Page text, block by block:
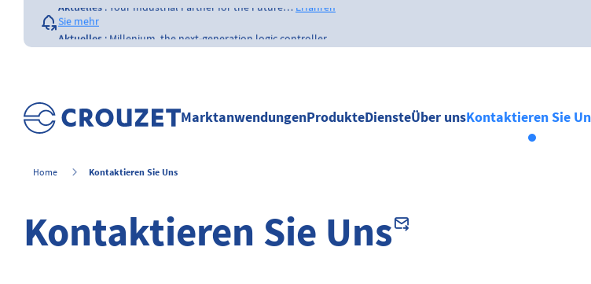
Aktuelles
by…
Erfahren Sie mehr
Aktuelles:Opening of a Crouzet FAA &
Aktuelles:What is a counter ? Erfahren Sie mehr
MarktanwendungenProdukteDiensteÜber unsKontaktieren Sie
Home Kontaktieren Sie Uns
Kontaktieren Sie Uns